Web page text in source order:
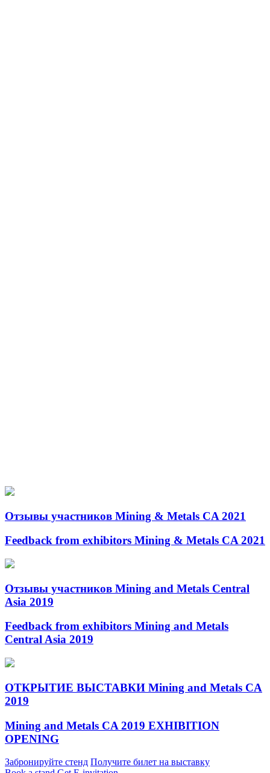
Отзывы участников Mining & Metals CA 2021
Feedback from exhibitors Mining & Metals CA 2021
Отзывы участников Mining and Metals Central
Asia 2019
Feedback from exhibitors Mining and Metals
Central Asia 2019
ОТКРЫТИЕ ВЫСТАВКИ Mining and Metals CA
2019
Mining and Metals CA 2019 EXHIBITION
OPENING
Забронируйте стенд Получите билет на выставку